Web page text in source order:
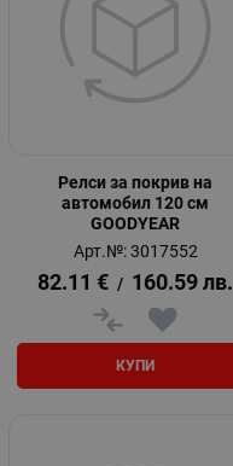
Релси за покрив на
автомобил 120 см
GOODYEAR
Арт.№: 3017552
82.11 € / 160.59 лв.
КУПИ